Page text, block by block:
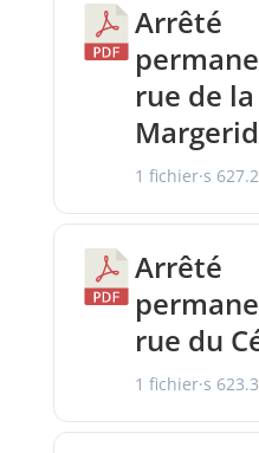
Arrêté
rue de la
1 fichier·s
Arrêté
rue du
1 fichier·s